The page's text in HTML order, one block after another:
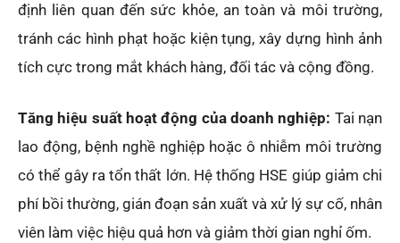
định liên quan đến sức khỏe, an toàn và môi trường,
tránh các hình phạt hoặc kiện tụng, xây dựng hình ảnh
tích cực trong mắt khách hàng, đối tác và cộng đồng.
Tăng hiệu suất hoạt động của doanh nghiệp: Tai nạn
lao động, bệnh nghề nghiệp hoặc ô nhiễm môi trường
có thể gây ra tổn thất lớn. Hệ thống HSE giúp giảm chi
phí bồi thường, gián đoạn sản xuất và xử lý sự cố, nhân
viên làm việc hiệu quả hơn và giảm thời gian nghỉ ốm.